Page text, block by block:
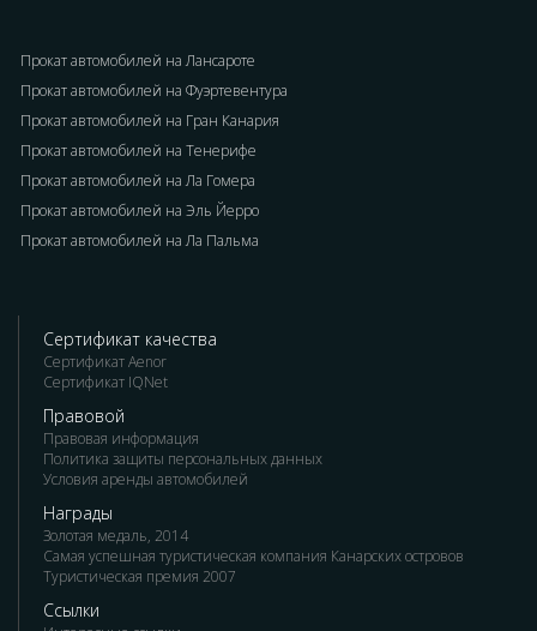
Прокат автомобилей на Лансароте
Прокат автомобилей на Фуэртевентура
Прокат автомобилей на Гран Канария
Прокат автомобилей на Тенерифе
Прокат автомобилей на Ла Гомера
Прокат автомобилей на Эль Йерро
Прокат автомобилей на Ла Пальма
Сертификат качества
Сертификат Aenor
Сертификат IQNet
Правовой
Правовая информация
Политика защиты персональных данных
Условия аренды автомобилей
Награды
Золотая медаль, 2014
Самая успешная туристическая компания Канарских островов
Туристическая премия 2007
Ссылки